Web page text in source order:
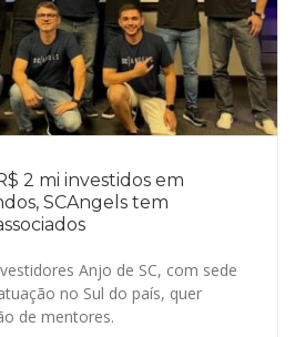
2 mi investidos em
SCAngels tem
Anjo de SC, com sede
no Sul do país, quer
de mentores.